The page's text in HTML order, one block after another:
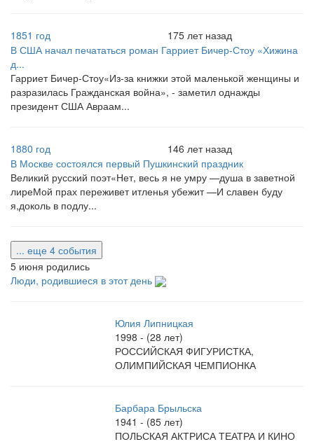
1851 год
175 лет назад
В США начал печататься роман Гарриет Бичер-Стоу «Хижина
д...
Гарриет Бичер-Стоу«Из-за книжки этой маленькой женщины и
разразилась Гражданская война», - заметил однажды
президент США Авраам...
1880 год
146 лет назад
В Москве состоялся первый Пушкинский праздник
Великий русский поэт«Нет, весь я не умру —душа в заветной
лиреМой прах переживет итленья убежит —И славен буду
я,доколь в подлу...
... еще 4 события
5 июня родились
Люди, родившиеся в этот день
Юлия Липницкая
1998 - (28 лет)
РОССИЙСКАЯ ФИГУРИСТКА,
ОЛИМПИЙСКАЯ ЧЕМПИОНКА
Барбара Брыльска
1941 - (85 лет)
ПОЛЬСКАЯ АКТРИСА ТЕАТРА И КИНО